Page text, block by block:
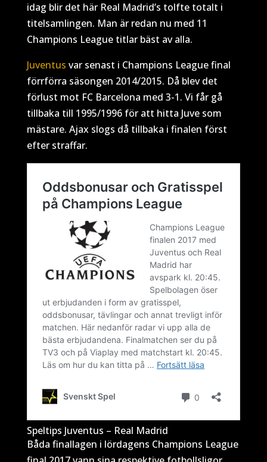
idag blir det här Real Madrid’s tolfte totalt i
titelsamlingen. Man är redan nu med 11
Champions League titlar bäst av alla.
Juventus var senast i Champions League final
förrförra säsongen 2014/2015. Då blev det
förlust mot FC Barcelona med 3-1. Vi får gå
tillbaka till 1995/1996 för att hitta Juve som
mästare. Ajax slogs då tillbaka i finalen först
efter straffar.
Speltips Juventus – Real Madrid
Båda finallagen i lördagens Champions League